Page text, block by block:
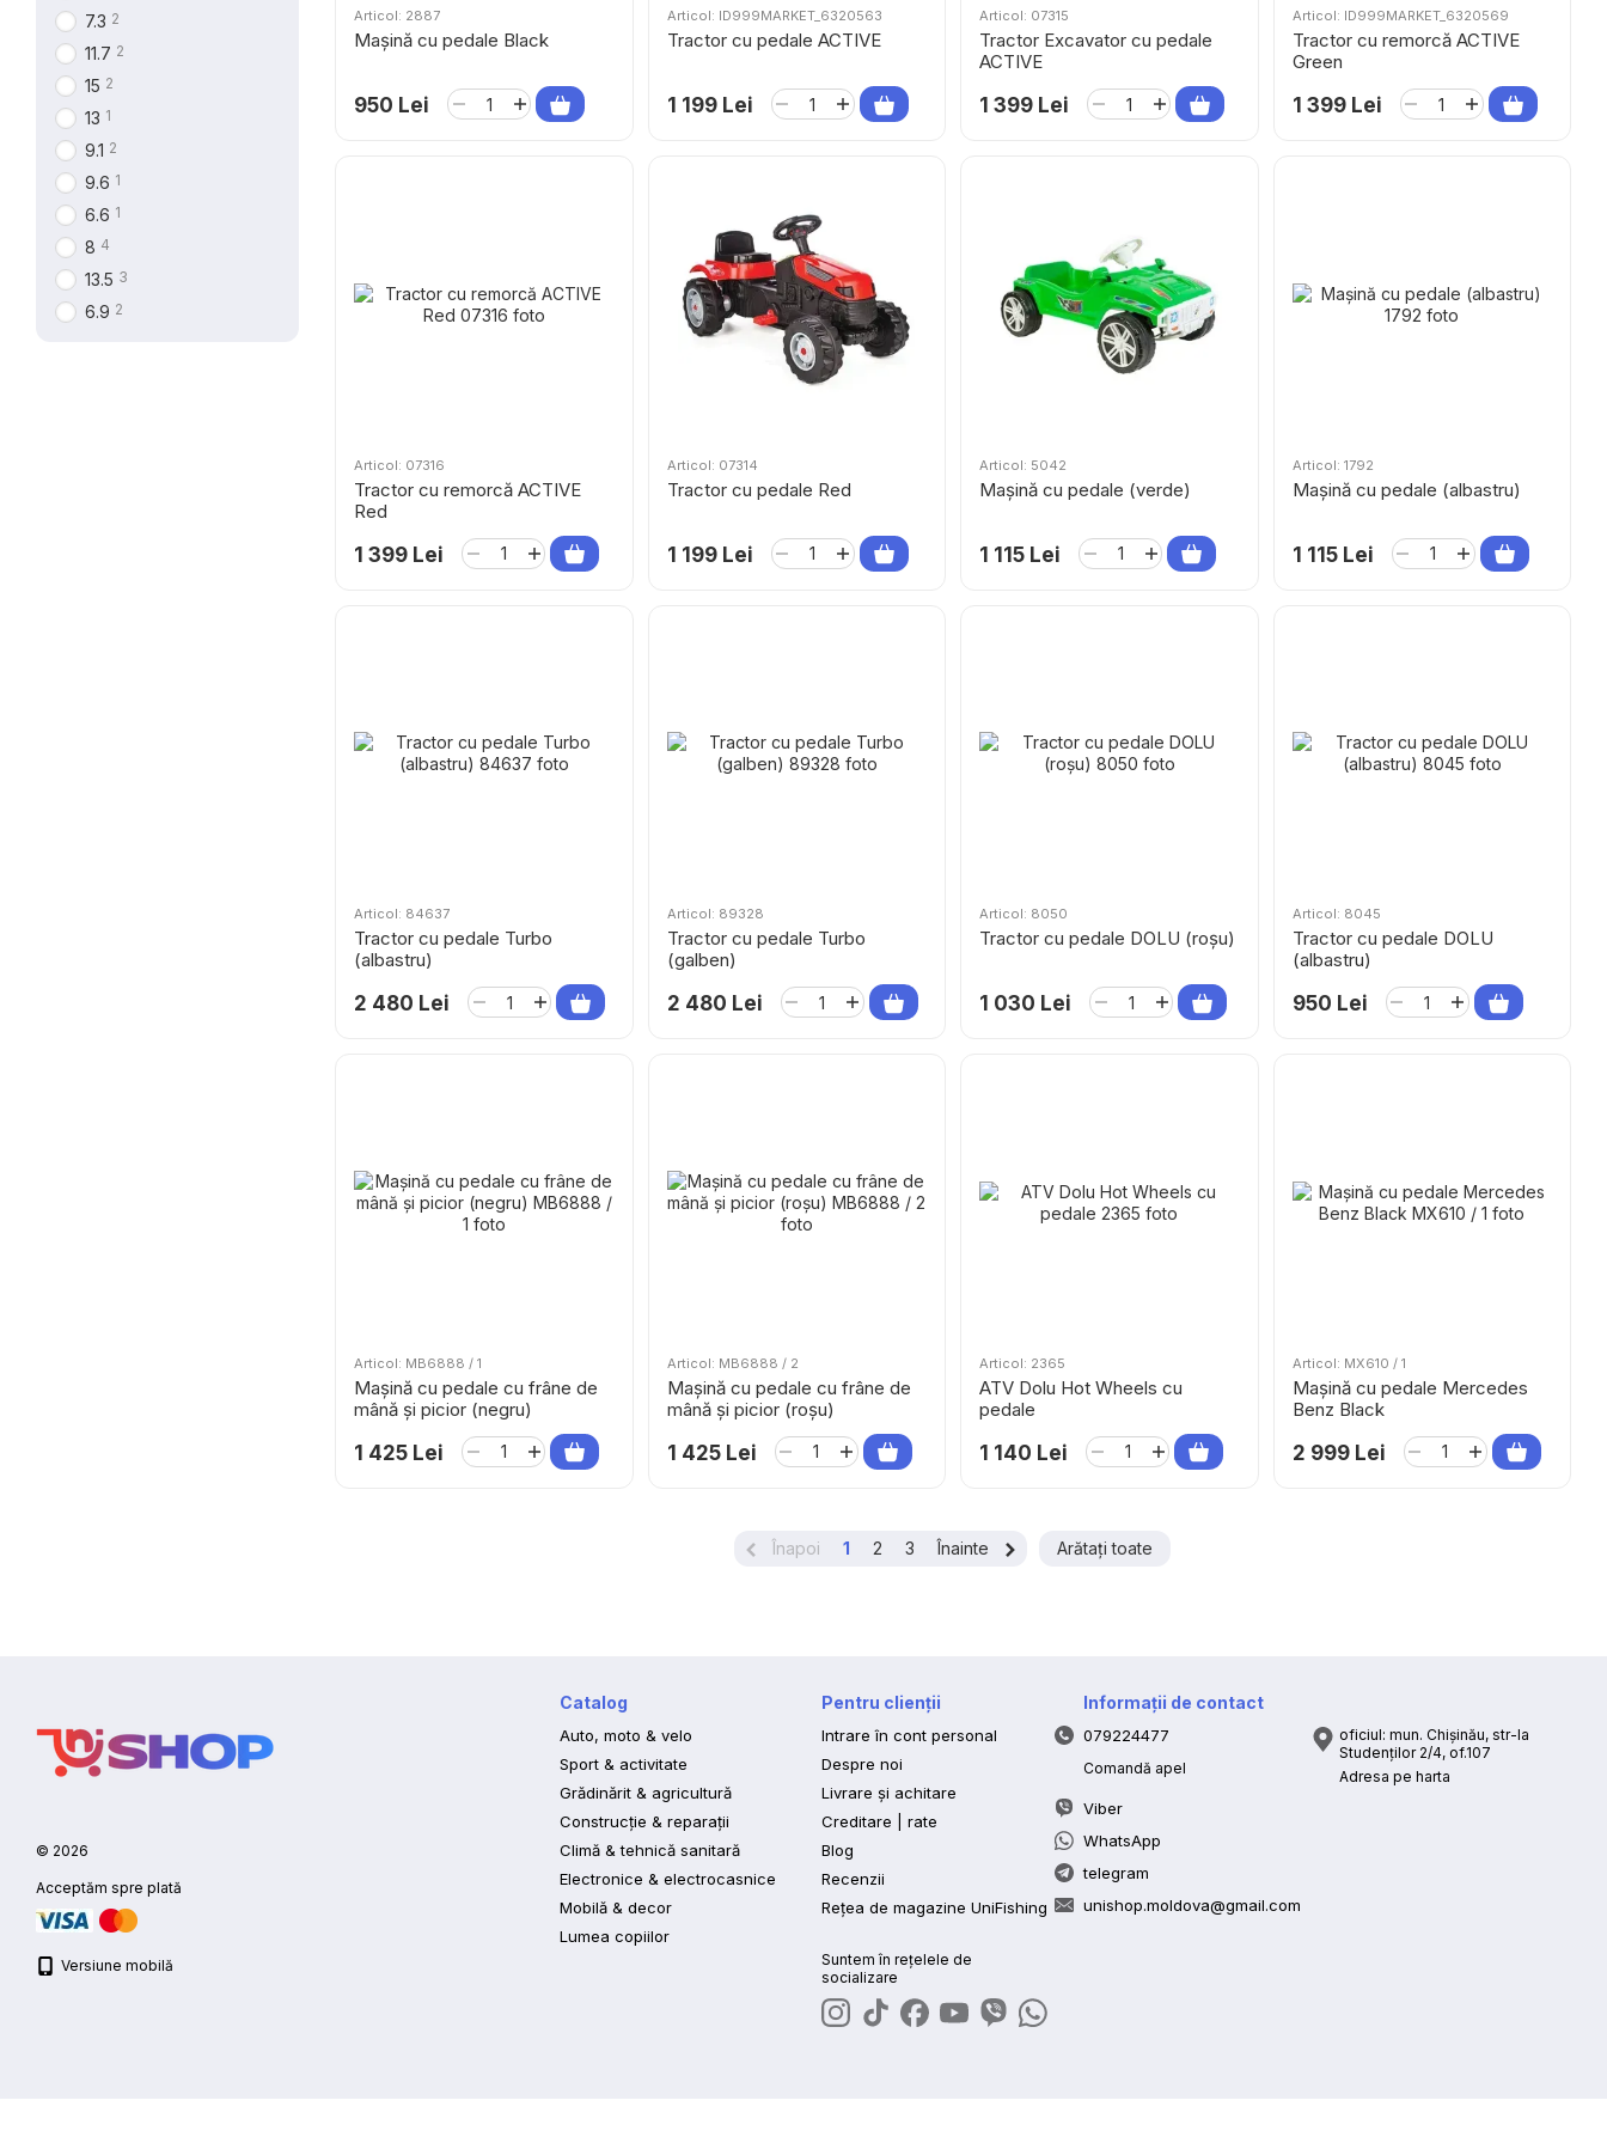
Articol: 2887
Mașină cu pedale Black
950 Lei
Articol: ID999MARKET_6320563
Tractor cu pedale ACTIVE
1 199 Lei
Articol: 07315
Tractor Excavator cu pedale
ACTIVE
1 399 Lei
Articol: ID999MARKET_6320569
Tractor cu remorcă ACTIVE
Green
1 399 Lei
Articol: 07316
Tractor cu remorcă ACTIVE
Red
1 399 Lei
Articol: 07314
Tractor cu pedale Red
1 199 Lei
Articol: 5042
Mașină cu pedale (verde)
1 115 Lei
Articol: 1792
Mașină cu pedale (albastru)
1 115 Lei
Articol: 84637
Tractor cu pedale Turbo
(albastru)
2 480 Lei
Articol: 89328
Tractor cu pedale Turbo
(galben)
2 480 Lei
Articol: 8050
Tractor cu pedale DOLU (roșu)
1 030 Lei
Articol: 8045
Tractor cu pedale DOLU
(albastru)
950 Lei
Articol: MB6888 / 1
Mașină cu pedale cu frâne de
mână și picior (negru)
1 425 Lei
Articol: MB6888 / 2
Mașină cu pedale cu frâne de
mână și picior (roșu)
1 425 Lei
Articol: 2365
ATV Dolu Hot Wheels cu
pedale
1 140 Lei
Articol: MX610 / 1
Mașină cu pedale Mercedes
Benz Black
2 999 Lei
Înapoi 1 2 3 Înainte Arătați toate
7.3 2
11.7 2
15 2
13 1
9.1 2
9.6 1
6.6 1
8 4
13.5 3
6.9 2
© 2026
Acceptăm spre plată
Versiune mobilă
Catalog
Auto, moto & velo
Sport & activitate
Grădinărit & agricultură
Construcție & reparații
Climă & tehnică sanitară
Electronice & electrocasnice
Mobilă & decor
Lumea copiilor
Pentru clienții
Intrare în cont personal
Despre noi
Livrare și achitare
Creditare | rate
Blog
Recenzii
Rețea de magazine UniFishing
Suntem în rețelele de
socializare
Informații de contact
079224477
Comandă apel
Viber
WhatsApp
telegram
unishop.moldova@gmail.com
oficiul: mun. Chișinău, str-la
Studenților 2/4, of.107
Adresa pe harta